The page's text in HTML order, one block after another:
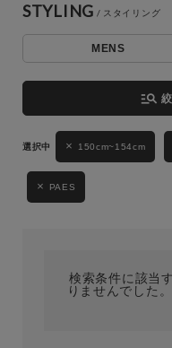
キーワード
性別
MENS
STYLING
MENS
manage_search
150cm~154cm
PAES
検索条件に該当
りませんでした